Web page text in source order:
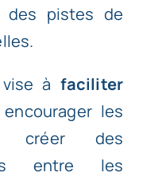
des pistes de
à faciliter
les
créer des
entre les